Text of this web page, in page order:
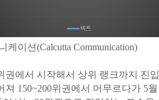
케이션(Calcutta Communication)
권에서 시작해서 상위 랭크까지 진
져 150~200위권에서 머무르다가 5